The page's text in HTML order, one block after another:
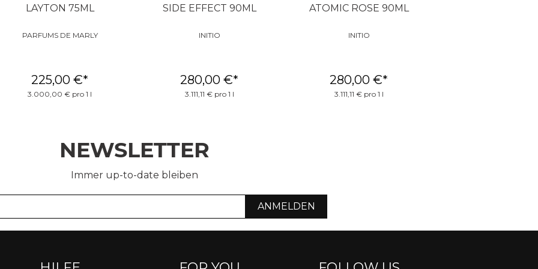
LAYTON 75ML
PARFUMS DE MARLY
225,00 €*
3.000,00 € pro 1 l
SIDE EFFECT 90ML
INITIO
280,00 €*
3.111,11 € pro 1 l
ATOMIC ROSE 90ML
INITIO
280,00 €*
3.111,11 € pro 1 l
NEWSLETTER
Immer up-to-date bleiben
ANMELDEN